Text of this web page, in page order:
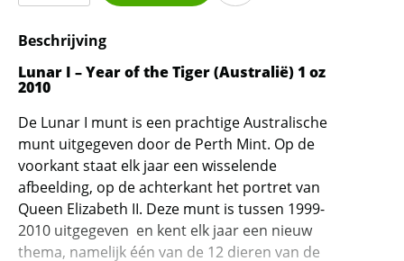
Year
of
the
-
1
oz
2010
(56.077
oplage)
Beschrijving
Lunar I – Year of the Tiger (Australië) 1 oz
2010
De Lunar I munt is een prachtige Australische
munt uitgegeven door de Perth Mint. Op de
voorkant staat elk jaar een wisselende
afbeelding, op de achterkant het portret van
Queen Elizabeth II. Deze munt is tussen 1999-
2010 uitgegeven en kent elk jaar een nieuw
thema, namelijk één van de 12 dieren van de